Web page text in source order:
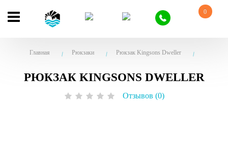
0
Главная Рюкзаки Рюкзак Kingsons Dweller
РЮКЗАК KINGSONS DWELLER
Отзывов (0)